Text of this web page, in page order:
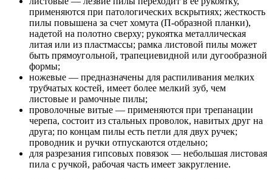
применяются при патологических вскрытиях; жесткость
пилы повышена за счет хомута (П-образной планки),
надетой на полотно сверху; рукоятка металлическая
литая или из пластмассы; рамка листовой пилы может
быть прямоугольной, трапециевидной или дугообразной
формы;
ножевые — предназначены для распиливания мелких
трубчатых костей, имеет более мелкий зуб, чем
листовые и рамочные пилы;
проволочные витые — применяются при трепанации
черепа, состоит из стальных проволок, навитых друг на
друга; по концам пилы есть петли для двух ручек;
проводник и ручки отпускаются отдельно;
для разрезания гипсовых повязок — небольшая листовая
пила с ручкой, рабочая часть имеет закругление.